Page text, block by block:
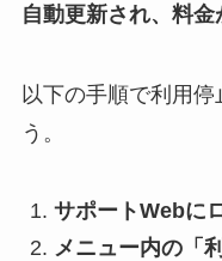
自動更新され、料
以下の手順で利用
う。
サポートWebに
メニュー内の「